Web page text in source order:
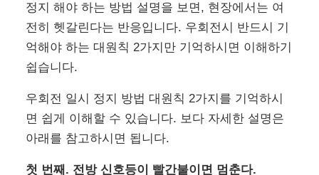
정지 해야 하는 방법 설명을 보면, 현장에서는 여
전히 헷갈린다는 반응입니다. 우회전시 반드시 기
억해야 하는 대원칙 2가지만 기억하시면 이해하기
쉽습니다.
우회전 일시 정지 방법 대원칙 2가지를 기억하시
면 쉽게 이해할 수 있습니다. 보다 자세한 설명은
아래를 참고하시면 됩니다.
첫 번째. 전방 신호등이 빨간불이면 멈춘다.